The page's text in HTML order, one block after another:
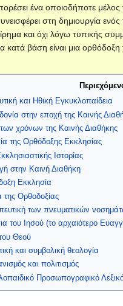
ένα οποιοδήποτε
στη δημιουργία
και όχι λόγω τυπικής
κατά βάση είναι μια ορθόδοξη
και Ηθική Εγκυκλοπαίδεια
στην εποχή της Καινής
των χρόνων της Καινής Διαθήκης
της Ορθόδοξης Εκκλησίας
Ιστορίας
στην Καινή Διαθήκη
Εκκλησία
της Ορθοδοξίας
των πνευματικών
του Ιησού (το αρχαιότερο
Θεού
και συμβολική θεολογία
και πολιτισμός
Προσωπογραφικό